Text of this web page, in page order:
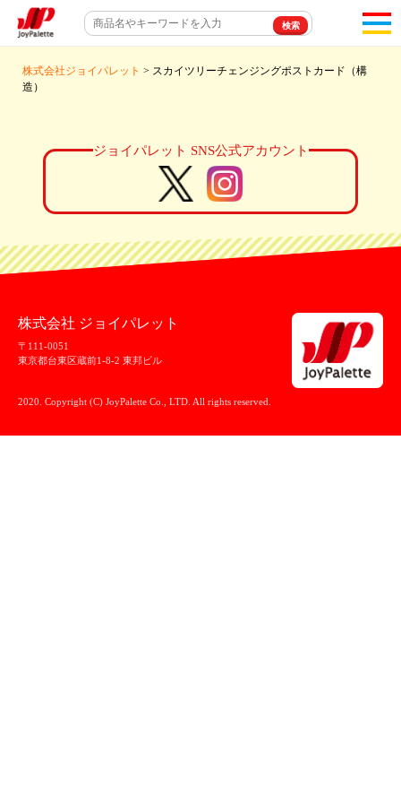
株式会社ジョイパレット > スカイツリーチェンジングポストカード（構
造）
ジョイパレット SNS公式アカウント
株式会社 ジョイパレット
〒111-0051
東京都台東区蔵前1-8-2 東邦ビル
2020. Copyright (C) JoyPalette Co., LTD. All rights reserved.